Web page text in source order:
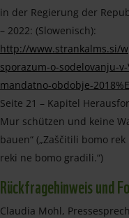
in der Regierung der
– 2022: (Slowenisch):
http://www.strankalms.si/
sporazum-o-sodelovanju-
mandatno-obdobje-
Seite 21 – Kapitel
Mur schützen und keine
bauen“ („Zaščitili bomo
reki ne bomo gradili.“)
Rückfragehinweis und
Claudia Mohl,